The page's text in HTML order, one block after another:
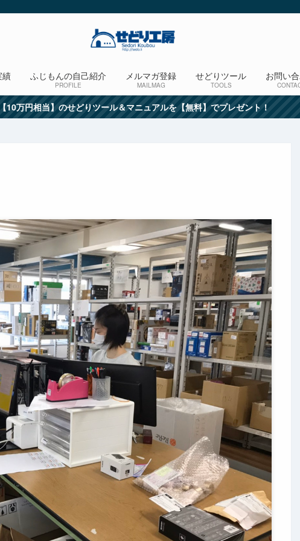
績 ふじもんの自己紹介
PROFILE
メルマガ登録
MAILMAG
せどりツール
TOOLS
お問い
10万円相当】のせどりツール＆マニュアルを【無料】でプレゼント！